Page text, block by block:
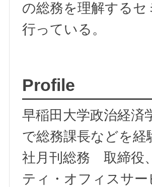
の総務を理解する
行っている。
Profile
早稲田大学政治経済
で総務課長などを経
社月刊総務 取締役
ティ・オフィスサ